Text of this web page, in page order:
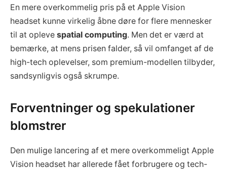
En mere overkommelig pris på et Apple Vision
headset kunne virkelig åbne døre for flere mennesker
til at opleve spatial computing. Men det er værd at
bemærke, at mens prisen falder, så vil omfanget af de
high-tech oplevelser, som premium-modellen tilbyder,
sandsynligvis også skrumpe.
Forventninger og spekulationer
blomstrer
Den mulige lancering af et mere overkommeligt Apple
Vision headset har allerede fået forbrugere og tech-